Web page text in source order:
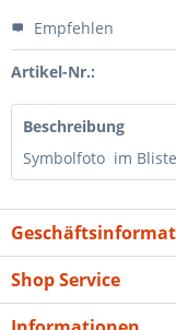
Empfehlen
Artikel-Nr.:
Beschreibung
Symbolfoto im
Shop Service